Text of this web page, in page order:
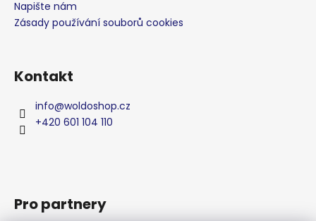
y
Napište nám
Zásady používání souborů cookies
Kontakt
info@woldoshop.cz
+420 601 104 110
Pro partnery